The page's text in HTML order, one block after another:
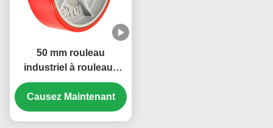
50 mm rouleau
industriel à rouleaux
lourds palette camion
roue de direction roue
PU dureté 92 côte un
Causez Maintenant